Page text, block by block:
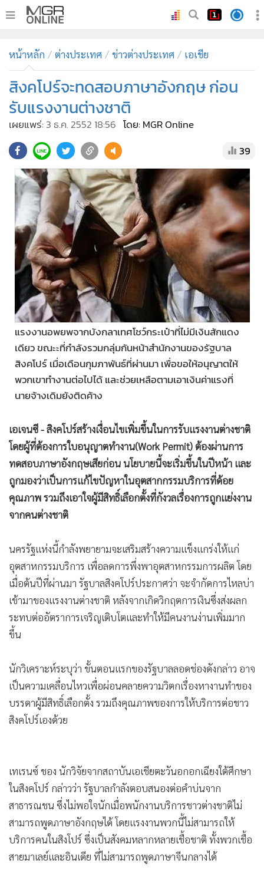
ทันเหตุการณ์
• ภาคใต้
• ภูมิภาค
Online Section
• ผู้จัดการรายวัน
คอลัมนิสต์
ละคร
CbizReview
Cyber BIZ
ผู้จัดกวน
Good health & Well-being
Green Innovation & SD
Management & HR
MGR Live
Infographic
การเมือง
ท่องเที่ยว
กีฬา
• Special Scoop
• เศรษฐกิจ-ธุรกิจ
• จีน
• ชุมชน-คุณภาพชีวิต
• อาชญากรรม
• Motoring
• วิทยาศาสตร์
• SMEs
หุ้น
อินโดจีน
• กองทุนรวม
• Factcheck
• ญี่ปุ่น
• News1
• Gotomanager
หน้าหลัก ต่างประเทศ ข่าวต่างประเทศ เอเชีย
สิงคโปร์จะทดสอบภาษาอังกฤษ ก่อน
รับแรงงานต่างชาติ
เผยแพร่: 3 ธ.ค. 2552 18:56 โดย: MGR Online
39
แรงงานอพยพจากบังกลาเทศโชว์กระเป๋าที่ไม่มีเงินสักแดง
เดียว ขณะะที่กำลังรวมกลุ่มกันหน้าสำนักงานของรัฐบาล
สิงคโปร์ เมื่อเดือนกุมภาพันธ์ที่ผ่านมา เพื่อขอให้อนุญาตให้
พวกเขาทำงานต่อไปได้ และช่วยเหลือตามเอาเงินค่าแรงที่
นายจ้างเดิมยังติดค้าง
เอเจนซี - สิงคโปร์สร้างเงื่อนไขเพิ่มขึ้นในการรับแรงงานต่างชาติ
โดยผู้ที่ต้องการใบอนุญาตทำงาน(Work Permit) ต้องผ่านการ
ทดสอบภาษาอังกฤษเสียก่อน นโยบายนี้จะเริ่มขึ้นในปีหน้า และ
ถูกมองว่าเป็นการแก้ไขปัญหาในอุตสากกรรมบริการที่ด้อย
คุณภาพ รวมถึงเอาใจผู้มีสิทธิ์เลือกตั้งที่กังวลเรื่องการถูกแย่งงาน
จากคนต่างชาติ
นครรัฐแห่งนี้กำลังพยายามจะเสริมสร้างความแข็งแกร่งให้แก่
อุตสาหกรรมบริการ เพื่อลดการพึ่งพาอุตสาหกรรมการผลิต โดย
เมื่อต้นปีที่ผ่านมา รัฐบาลสิงคโปร์ประกาศว่า จะจำกัดการไหลบ่า
เข้ามาของแรงงานต่างชาติ หลังจากเกิดวิกฤตการเงินซึ่งส่งผลก
ระทบต่ออัตราการเจริญเติบโตและทำให้มีคนงานง่านเพิ่มมาก
ขึ้น
นักวิเคราะห์ระบุว่า ขั้นตอนแรกของรัฐบาลลอดช่องดังกล่าว อาจ
เป็นความเคลื่อนไหวเพื่อผ่อนคลายความวิตกเรื่องหางานทำของ
บรรดาผู้มีสิทธิ์เลือกตั้ง รวมถึงคุณภาพของการให้บริการต่อชาว
สิงคโปร์เองด้วย
เทเรนซ์ ชอง นักวิจัยจากสถาบันเอเชียตะวันอกอกเฉียงใต้ศึกษา
ในสิงคโปร์ กล่าวว่า รัฐบาลกำลังตอบสนองต่อคำบ่นจาก
สาธารณชน ซึ่งไม่พอใจนักเมื่อพนักงานบริการชาวต่างชาติไม่
สามารถพูดภาษาอังกฤษได้ โดยแรงงานพวกนี้ไม่สามารถให้
บริการคนในสิงโปร์ ซึ่งเป็นสังคมหลากหลายเชื้อชาติ ทั้งพวกเชื้อ
สายมาเลย์และอินเดีย ที่ไม่สามารถพูดภาษาจีนกลางได้